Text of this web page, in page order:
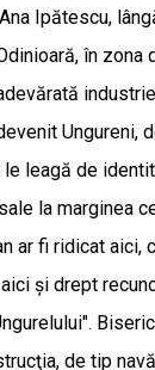
Ipătescu,
în
leagă de
la marginea
ar fi ridicat
şi drept
de tip